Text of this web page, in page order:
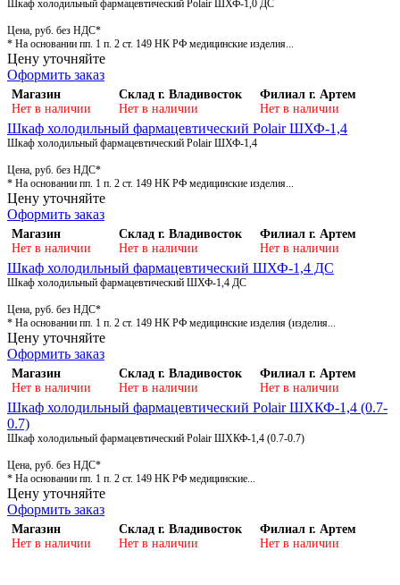
Шкаф холодильный фармацевтический Polair ШХФ-1,0 ДС
Цена, руб. без НДС*
* На основании пп. 1 п. 2 ст. 149 НК РФ медицинские изделия...
Цену уточняйте
Оформить заказ
Магазин
Нет в наличии
Склад г. Владивосток
Нет в наличии
Филиал г. Артем
Нет в наличии
Шкаф холодильный фармацевтический Polair ШХФ-1,4
Шкаф холодильный фармацевтический Polair ШХФ-1,4
Цена, руб. без НДС*
* На основании пп. 1 п. 2 ст. 149 НК РФ медицинские изделия...
Цену уточняйте
Оформить заказ
Магазин
Нет в наличии
Склад г. Владивосток
Нет в наличии
Филиал г. Артем
Нет в наличии
Шкаф холодильный фармацевтический ШХФ-1,4 ДС
Шкаф холодильный фармацевтический ШХФ-1,4 ДС
Цена, руб. без НДС*
* На основании пп. 1 п. 2 ст. 149 НК РФ медицинские изделия (изделия...
Цену уточняйте
Оформить заказ
Магазин
Нет в наличии
Склад г. Владивосток
Нет в наличии
Филиал г. Артем
Нет в наличии
Шкаф холодильный фармацевтический Polair ШХКФ-1,4 (0.7-
0.7)
Шкаф холодильный фармацевтический Polair ШХКФ-1,4 (0.7-0.7)
Цена, руб. без НДС*
* На основании пп. 1 п. 2 ст. 149 НК РФ медицинские...
Цену уточняйте
Оформить заказ
Магазин
Нет в наличии
Склад г. Владивосток
Нет в наличии
Филиал г. Артем
Нет в наличии